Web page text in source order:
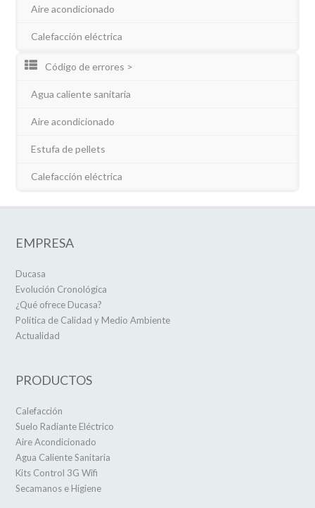
Aire acondicionado
Calefacción eléctrica
Código de errores >
Agua caliente sanitaria
Aire acondicionado
Estufa de pellets
Calefacción eléctrica
EMPRESA
Ducasa
Evolución Cronológica
¿Qué ofrece Ducasa?
Política de Calidad y Medio Ambiente
Actualidad
PRODUCTOS
Calefacción
Suelo Radiante Eléctrico
Aire Acondicionado
Agua Caliente Sanitaria
Kits Control 3G Wifi
Secamanos e Higiene